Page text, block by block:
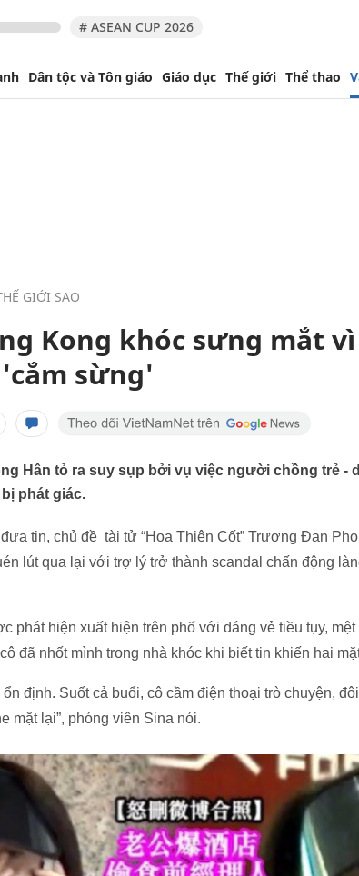
# ASEAN CUP 2026
Dân tộc và Tôn giáo Giáo dục Thế giới Thể thao
GIỚI SAO
Kong khóc sưng mắt
sừng'
Hân tỏ ra suy sụp bởi vụ việc người chồng trẻ -
phát giác.
tin, chủ đề tài tử “Hoa Thiên Cốt” Trương Đan
lút qua lại với trợ lý trở thành scandal chấn động
phát hiện xuất hiện trên phố với dáng vẻ tiều tụy,
đã nhốt mình trong nhà khóc khi biết tin khiến hai
ổn định. Suốt cả buổi, cô cầm điện thoại trò chuyện,
mặt lại”, phóng viên Sina nói.